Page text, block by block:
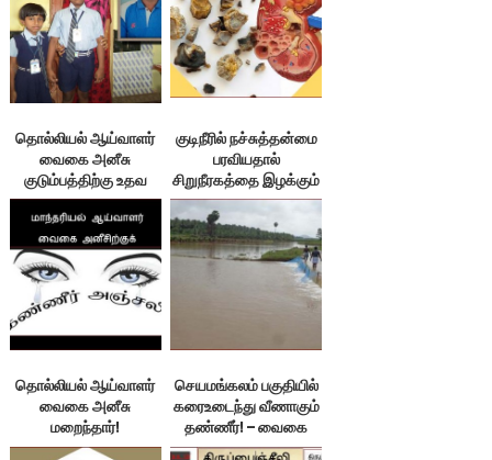
தொல்லியல் ஆய்வாளர்
வைகை அனீசு
குடும்பத்திற்கு உதவ
வேண்டுகோள்!
குடிநீரில் நச்சுத்தன்மை
பரவியதால்
சிறுநீரகத்தை இழக்கும்
மக்கள்
தொல்லியல் ஆய்வாளர்
வைகை அனீசு
மறைந்தார்!
செயமங்கலம் பகுதியில்
கரைஉடைந்து வீணாகும்
தண்ணீர்! – வைகை
அனீசு